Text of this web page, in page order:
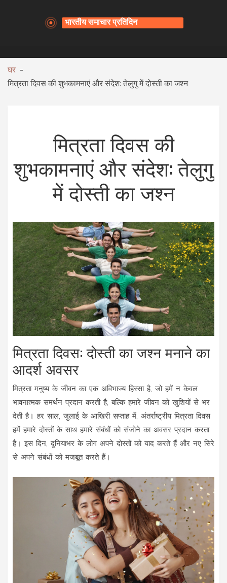
घर
मित्रता दिवस की शुभकामनाएं और संदेश: तेलुगु में दोस्ती का जश्न
मित्रता दिवस की
शुभकामनाएं और संदेश: तेलुगु
में दोस्ती का जश्न
मित्रता दिवस: दोस्ती का जश्न मनाने का
आदर्श अवसर
मित्रता मनुष्य के जीवन का एक अविभाज्य हिस्सा है, जो हमें न केवल
भावनात्मक समर्थन प्रदान करती है, बल्कि हमारे जीवन को खुशियों से भर
देती है। हर साल, जुलाई के आखिरी सप्ताह में, अंतर्राष्ट्रीय मित्रता दिवस
हमें हमारे दोस्तों के साथ हमारे संबंधों को संजोने का अवसर प्रदान करता
है। इस दिन, दुनियाभर के लोग अपने दोस्तों को याद करते हैं और नए सिरे
से अपने संबंधों को मजबूत करते हैं।